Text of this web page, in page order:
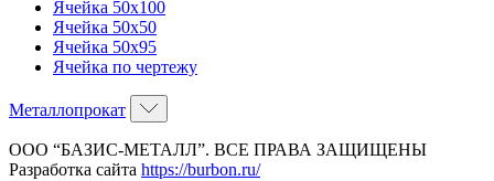
Ячейка 50х100
Ячейка 50х50
Ячейка 50х95
Ячейка по чертежу
Металлопрокат
ООО “БАЗИС-МЕТАЛЛ”. ВСЕ ПРАВА ЗАЩИЩЕНЫ
Разработка сайта https://burbon.ru/